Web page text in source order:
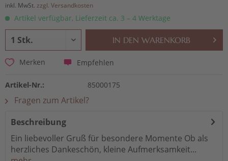
inkl. MwSt. zzgl. Versandkosten
Artikel verfügbar, Lieferzeit ca. 3 – 4 Werktage
IN DEN WARENKORB
Merken Empfehlen
Artikel-Nr.: 85000175
Fragen zum Artikel?
Beschreibung
Ein liebevoller Gruß für besondere Momente Ob als
herzliches Dankeschön, kleine Aufmerksamkeit...